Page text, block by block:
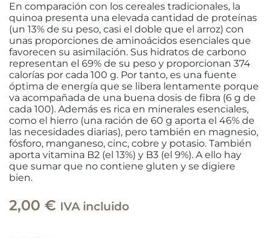
En comparación con los cereales tradicionales, la
quinoa presenta una elevada cantidad de proteínas
(un 13% de su peso, casi el doble que el arroz) con
unas proporciones de aminoácidos esenciales que
favorecen su asimilación. Sus hidratos de carbono
representan el 69% de su peso y proporcionan 374
calorías por cada 100 g. Por tanto, es una fuente
óptima de energía que se libera lentamente porque
va acompañada de una buena dosis de fibra (6 g de
cada 100). Además es rica en minerales esenciales,
como el hierro (una ración de 60 g aporta el 46% de
las necesidades diarias), pero también en magnesio,
fósforo, manganeso, cinc, cobre y potasio. También
aporta vitamina B2 (el 13%) y B3 (el 9%). A ello hay
que sumar que no contiene gluten y se digiere
bien.
2,00 € IVA incluido